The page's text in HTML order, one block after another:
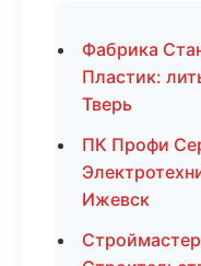
Фабрика
Пластик:
Тверь
ПК Профи
Ижевск